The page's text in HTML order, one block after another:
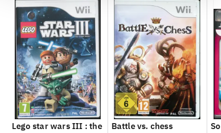
Lego star wars III : the
Battle vs. chess